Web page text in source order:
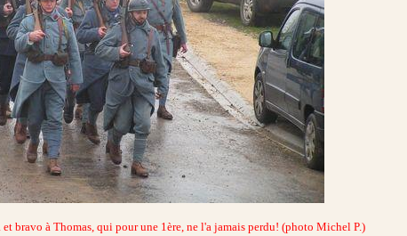
et bravo à Thomas, qui pour une 1ère, ne l'a jamais perdu! (photo Michel P.)